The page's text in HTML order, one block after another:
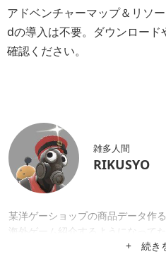
アドベンチャーマップ＆リソ
dの導入は不要。ダウンロード
確認ください。
雑多人間
RIKUSYO
某洋ゲーショップの商品データ作
海外ゲーム紹介するようになってた
+ 続き